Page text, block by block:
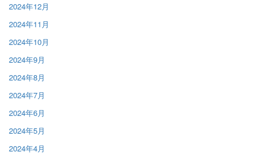
2024年12月
2024年11月
2024年10月
2024年9月
2024年8月
2024年7月
2024年6月
2024年5月
2024年4月